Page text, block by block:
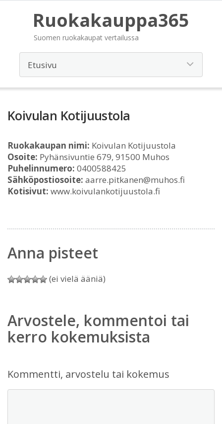
Ruokakauppa365
Suomen ruokakaupat vertailussa
Koivulan Kotijuustola
Ruokakaupan nimi: Koivulan Kotijuustola
Osoite: Pyhänsivuntie 679, 91500 Muhos
Puhelinnumero: 0400588425
Sähköpostiosoite: aarre.pitkanen@muhos.fi
Kotisivut: www.koivulankotijuustola.fi
Anna pisteet
(ei vielä ääniä)
Arvostele, kommentoi tai
kerro kokemuksista
Kommentti, arvostelu tai kokemus